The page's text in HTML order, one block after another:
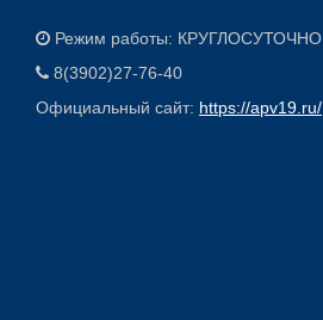
Режим работы: КРУГЛОСУТОЧНО
8(3902)27-76-40
Официальный сайт: https://apv19.ru/